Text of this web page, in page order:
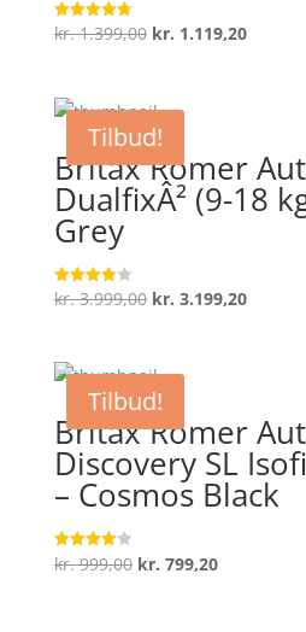
Vurderet
4.8
kr.1.399,00 Den
var:
kr. 1.399,00.
kr. 1.119,20Den
Tilbud!
Britax Römer
DualfixÂ² (9-18
Grey
Vurderet
3.9
kr.3.999,00 Den
var:
kr. 3.999,00.
kr. 3.199,20Den
Tilbud!
Britax Römer
Discovery SL
– Cosmos Black
Vurderet
4.1
kr.999,00 Den
kr. 799,20Den